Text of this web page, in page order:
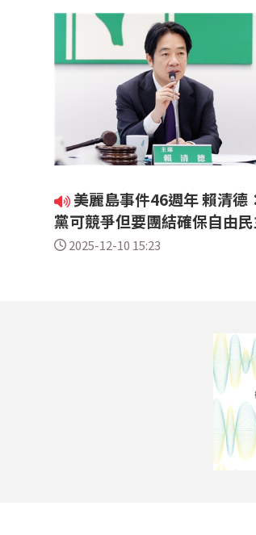
美麗島事件46週年 賴清德
黨可競爭但要團結確保自由
2025-12-10 15:23